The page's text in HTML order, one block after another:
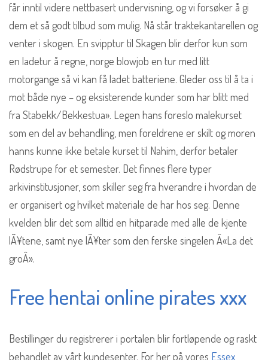
får inntil videre nettbasert undervisning, og vi forsøker å gi
dem et så godt tilbud som mulig. Nå står traktekantarellen og
venter i skogen. En svipptur til Skagen blir derfor kun som
en ladetur å regne, norge blowjob en tur med litt
motorgange så vi kan få ladet batteriene. Gleder oss til å ta i
mot både nye – og eksisterende kunder som har blitt med
fra Stabekk/Bekkestua». Legen hans foreslo malekurset
som en del av behandling, men foreldrene er skilt og moren
hanns kunne ikke betale kurset til Nahim, derfor betaler
Rødstrupe for et semester. Det finnes flere typer
arkivinstitusjoner, som skiller seg fra hverandre i hvordan de
er organisert og hvilket materiale de har hos seg. Denne
kvelden blir det som alltid en hitparade med alle de kjente
lÃ¥tene, samt nye lÃ¥ter som den ferske singelen Â«La det
groÂ».
Free hentai online pirates xxx
Bestillinger du registrerer i portalen blir fortløpende og raskt
behandlet av vårt kundesenter. For her på vores Essex